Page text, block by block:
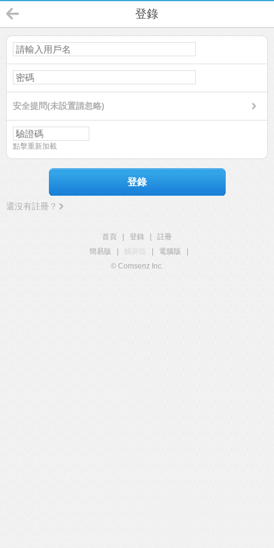
登錄
安全提問(未設置請忽略)
點擊重新加載
登錄
還沒有註冊？
首頁 登錄
註冊
簡易版
觸屏版 電腦版
© Comsenz Inc.